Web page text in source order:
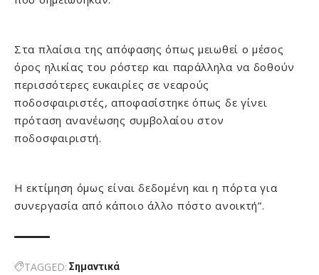
Στα πλαίσια της απόφασης όπως μειωθεί ο μέσος
όρος ηλικίας του ρόστερ και παράλληλα να δοθούν
περισσότερες ευκαιρίες σε νεαρούς
ποδοσφαιριστές, αποφασίστηκε όπως δε γίνει
πρόταση ανανέωσης συμβολαίου στον
ποδοσφαιριστή.
Η εκτίμηση όμως είναι δεδομένη και η πόρτα για
συνεργασία από κάποιο άλλο πόστο ανοικτή”.
TAGGED: Σημαντικά